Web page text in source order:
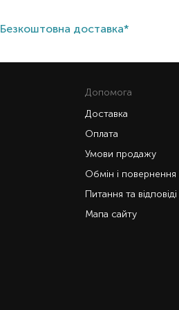
Безкоштовна доставка*
Допомога
Доставка
Оплата
Умови продажу
Обмін і повернення
Питання та відповіді
Мапа сайту